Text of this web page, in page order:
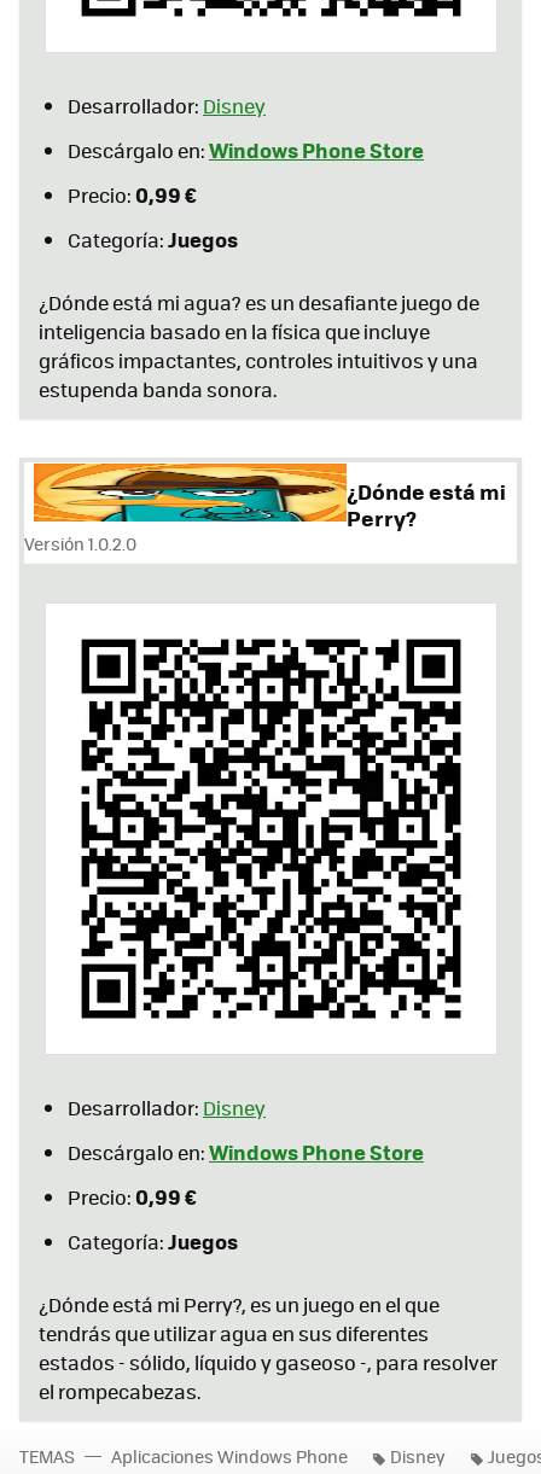
Desarrollador: Disney
Descárgalo en:Windows Phone Store
Precio:0,99 €
Categoría:Juegos
¿Dónde está mi agua? es un desafiante juego de
inteligencia basado en la física que incluye
gráficos impactantes, controles intuitivos y una
estupenda banda sonora.
¿Dónde está mi
Perry?
Versión 1.0.2.0
Desarrollador: Disney
Descárgalo en:Windows Phone Store
Precio:0,99 €
Categoría:Juegos
¿Dónde está mi Perry?, es un juego en el que
tendrás que utilizar agua en sus diferentes
estados - sólido, líquido y gaseoso -, para resolver
el rompecabezas.
TEMAS Aplicaciones Windows Phone Disney